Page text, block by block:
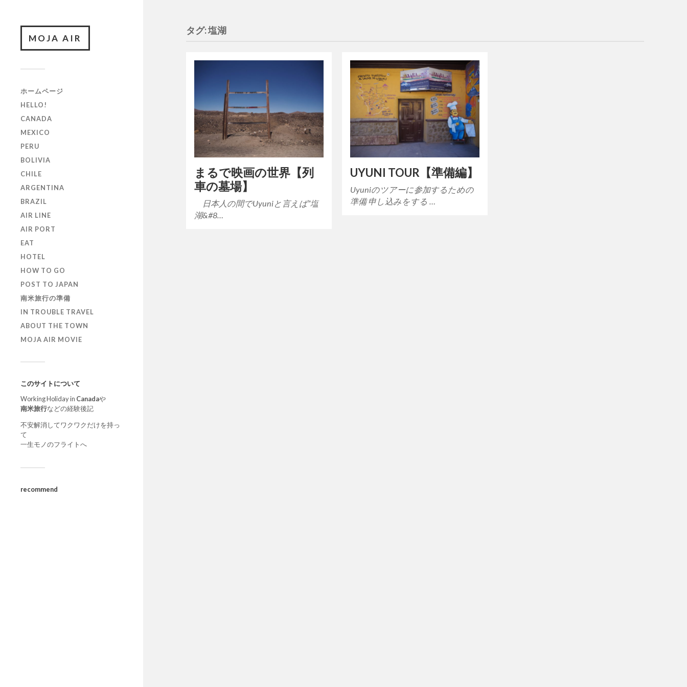
MOJA AIR
ホームページ
HELLO!
CANADA
MEXICO
PERU
BOLIVIA
CHILE
ARGENTINA
BRAZIL
AIR LINE
AIR PORT
EAT
HOTEL
HOW TO GO
POST TO JAPAN
南米旅行の準備
IN TROUBLE TRAVEL
ABOUT THE TOWN
MOJA AIR MOVIE
このサイトについて
Working Holiday in Canadaや
南米旅行などの経験後記
不安解消してワクワクだけを持っ
て
一生モノのフライトへ
recommend
タグ:塩湖
まるで映画の世界【列
車の墓場】
日本人の間でUyuniと言えば”塩
湖&#8…
UYUNI TOUR【準備編】
Uyuniのツアーに参加するための
準備 申し込みをする …